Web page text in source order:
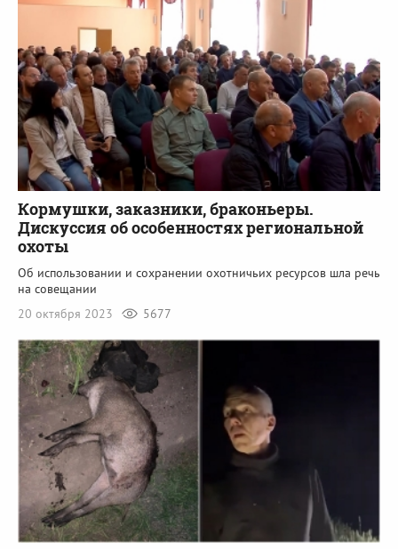
Кормушки, заказники, браконьеры.
Дискуссия об особенностях региональной
охоты
Об использовании и сохранении охотничьих ресурсов шла речь
на совещании
20 октября 2023
5677